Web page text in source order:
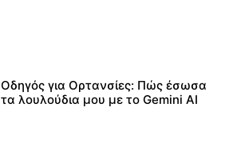
Οδηγός για Ορτανσίες: Πώς έσωσα
τα λουλούδια μου με το Gemini AI